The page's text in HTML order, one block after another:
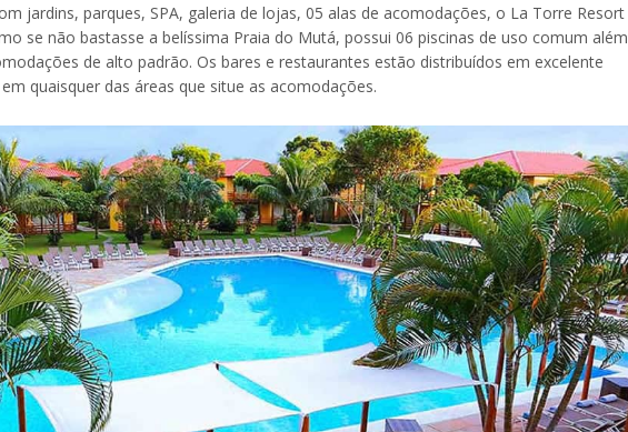
jardins, parques, SPA, galeria de lojas, 05 alas de acomodações, o La Torre Resort
se não bastasse a belíssima Praia do Mutá, possui 06 piscinas de uso comum além
de alto padrão. Os bares e restaurantes estão distribuídos em excelente
quaisquer das áreas que situe as acomodações.